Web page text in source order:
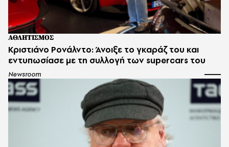
ΑΘΛΗΤΙΣΜΟΣ
Κριστιάνο Ρονάλντο: Άνοιξε το γκαράζ του και
εντυπωσίασε με τη συλλογή των supercars του
Newsroom